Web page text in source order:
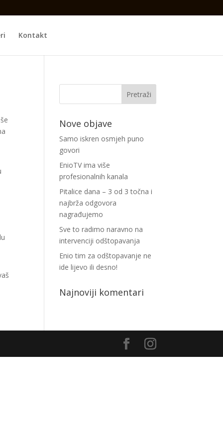
Kontakt
Nove objave
Samo iskren osmjeh puno
govori
EnioTV ima više
profesionalnih kanala
Pitalice dana – 3 od 3 točna i
najbrža odgovora
nagrađujemo
Sve to radimo naravno na
intervenciji odštopavanja
Enio tim za odštopavanje ne
ide lijevo ili desno!
Najnoviji komentari